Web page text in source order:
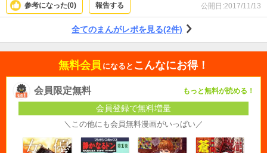
参考になった(0) 報告する 公開日:2017/11/13
全てのまんがレポを見る(2件)
無料会員 になると こんなにお得！
会員限定無料 もっと無料が読める！
会員登録で無料増量
＼この他にも会員無料漫画がいっぱい／